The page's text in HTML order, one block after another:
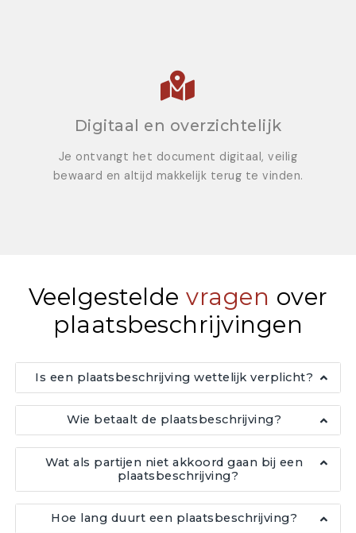
Digitaal en overzichtelijk
Je ontvangt het document digitaal, veilig
bewaard en altijd makkelijk terug te vinden.
Veelgestelde vragen over
plaatsbeschrijvingen
Is een plaatsbeschrijving wettelijk verplicht?
Wie betaalt de plaatsbeschrijving?
Wat als partijen niet akkoord gaan bij een
plaatsbeschrijving?
Hoe lang duurt een plaatsbeschrijving?